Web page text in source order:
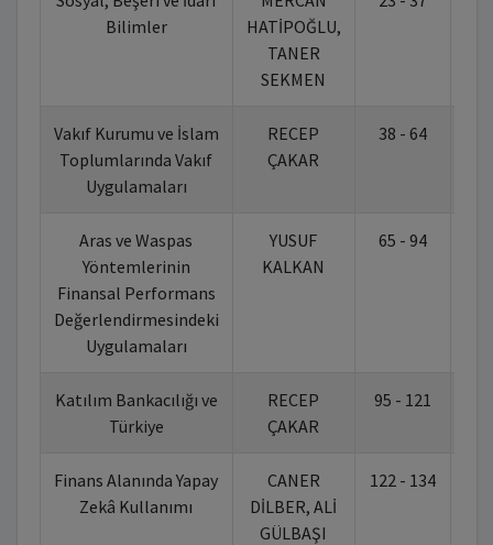
Bilimler
HATİPOĞLU,
TANER
SEKMEN
Vakıf Kurumu ve İslam
Toplumlarında Vakıf
Uygulamaları
RECEP
ÇAKAR
38 - 64
Aras ve Waspas
Yöntemlerinin
Finansal Performans
Değerlendirmesindeki
Uygulamaları
YUSUF
KALKAN
65 - 94
Katılım Bankacılığı ve
Türkiye
RECEP
ÇAKAR
95 - 121
Finans Alanında Yapay
Zekâ Kullanımı
CANER
DİLBER, ALİ
GÜLBAŞI
122 - 134